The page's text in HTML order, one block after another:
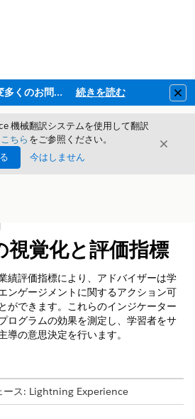
ただいま大変多くのお問い合わせをいただいており、ご連絡までにお時間を頂戴しております 続きを読む
機械翻訳システムを使用して翻訳
こちら をご参照ください。
今はしません
閉じる
視覚化と評価指標
績評価指標により、アドバイザーは学
ンゲージメントに関するアクション可
ができます。これらのインジケーター
ログラムの効果を測定し、学習者をサ
の意思決定を行います。
ース: Lightning Experience